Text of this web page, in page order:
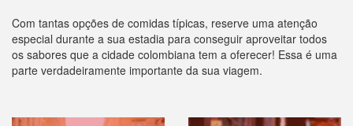
Com tantas opções de comidas típicas, reserve uma atenção
especial durante a sua estadia para conseguir aproveitar todos
os sabores que a cidade colombiana tem a oferecer! Essa é uma
parte verdadeiramente importante da sua viagem.